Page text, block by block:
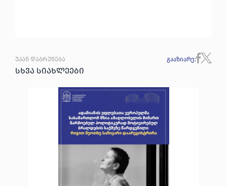
უკან დაბრუნება გააზიარე:
სხვა სიახლეები